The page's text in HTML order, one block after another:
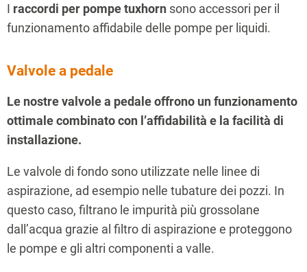
I raccordi per pompe tuxhorn sono accessori per il
funzionamento affidabile delle pompe per liquidi.
Valvole a pedale
Le nostre valvole a pedale offrono un funzionamento
ottimale combinato con l’affidabilità e la facilità di
installazione.
Le valvole di fondo sono utilizzate nelle linee di
aspirazione, ad esempio nelle tubature dei pozzi. In
questo caso, filtrano le impurità più grossolane
dall’acqua grazie al filtro di aspirazione e proteggono
le pompe e gli altri componenti a valle.